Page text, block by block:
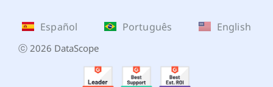
Español Português English
ⓒ 2026 DataScope